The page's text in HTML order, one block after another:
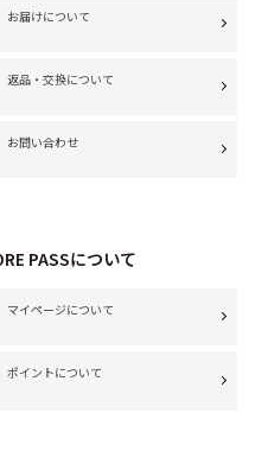
お届けについて
返品・交換について
お問い合わせ
PASSについて
マイページについて
ポイントについて